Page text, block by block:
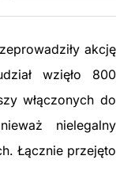
akcję
wzięło 800
włączonych do
nielegalny
Łącznie przejęto